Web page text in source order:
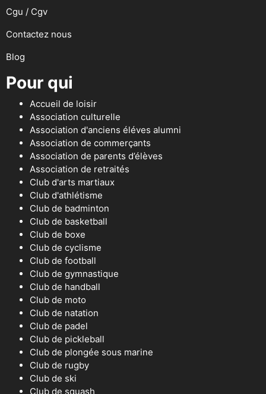
Cgu / Cgv
Contactez nous
Blog
Pour qui
Accueil de loisir
Association culturelle
Association d'anciens éléves alumni
Association de commerçants
Association de parents d’élèves
Association de retraités
Club d'arts martiaux
Club d'athlétisme
Club de badminton
Club de basketball
Club de boxe
Club de cyclisme
Club de football
Club de gymnastique
Club de handball
Club de moto
Club de natation
Club de padel
Club de pickleball
Club de plongée sous marine
Club de rugby
Club de ski
Club de squash